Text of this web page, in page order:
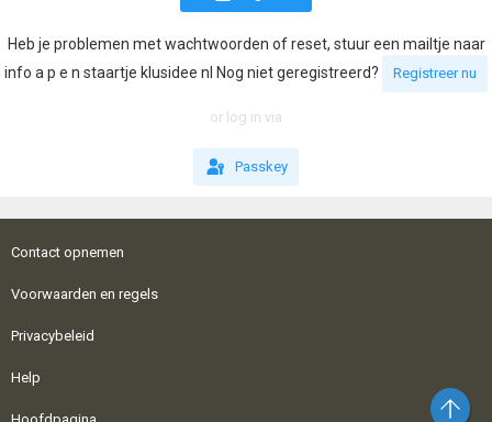
Heb je problemen met wachtwoorden of reset, stuur een mailtje naar
info a p e n staartje klusidee nl Nog niet geregistreerd?
Registreer nu
or log in via
Passkey
Contact opnemen
Voorwaarden en regels
Privacybeleid
Help